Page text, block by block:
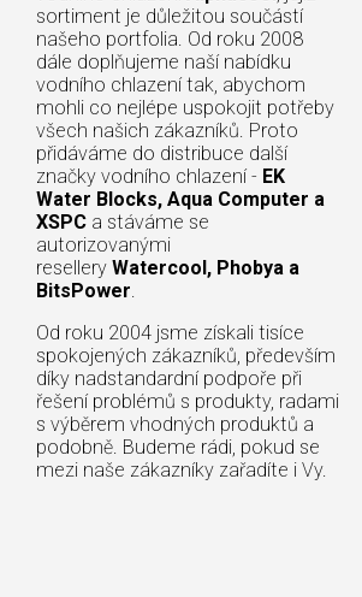
sortiment je důležitou součástí
našeho portfolia. Od roku 2008
dále doplňujeme naší nabídku
vodního chlazení tak, abychom
mohli co nejlépe uspokojit potřeby
všech našich zákazníků. Proto
přidáváme do distribuce další
značky vodního chlazení - EK
Water Blocks, Aqua Computer a
XSPC a stáváme se
autorizovanými
resellery Watercool, Phobya a
BitsPower.
Od roku 2004 jsme získali tisíce
spokojených zákazníků, především
díky nadstandardní podpoře při
řešení problémů s produkty, radami
s výběrem vhodných produktů a
podobně. Budeme rádi, pokud se
mezi naše zákazníky zařadíte i Vy.